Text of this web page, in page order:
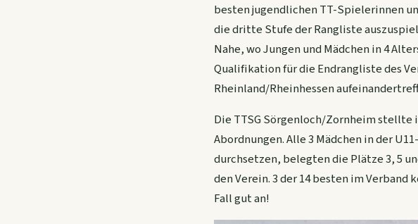
besten jugendlichen TT-Spielerinnen
die dritte Stufe der Rangliste
Nahe, wo Jungen und Mädchen in 4
Qualifikation für die Endrangliste des
Rheinland/Rheinhessen
Die TTSG Sörgenloch/Zornheim
Abordnungen. Alle 3 Mädchen in der
durchsetzen, belegten die Plätze 3, 5
den Verein. 3 der 14 besten im Verband
Fall gut an!